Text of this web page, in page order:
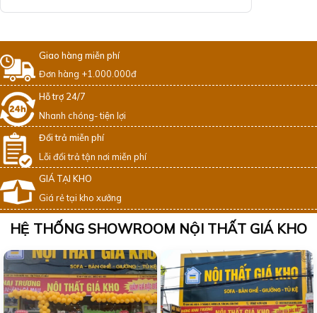
Giao hàng miễn phí
Đơn hàng +1.000.000đ
Hỗ trợ 24/7
Nhanh chóng- tiện lợi
Đổi trả miễn phí
Lỗi đổi trả tận nơi miễn phí
GIÁ TẠI KHO
Giá rẻ tại kho xưởng
HỆ THỐNG SHOWROOM NỘI THẤT GIÁ KHO